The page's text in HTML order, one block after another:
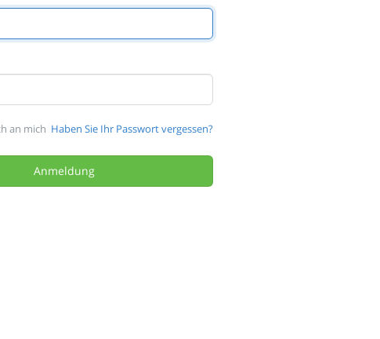
an mich Haben Sie Ihr Passwort vergessen?
Anmeldung